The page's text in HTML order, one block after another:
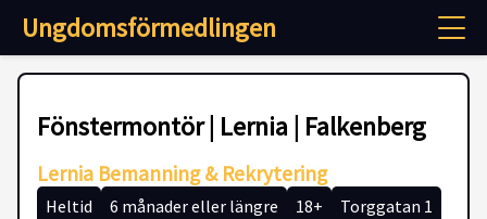
Ungdomsförmedlingen
Fönstermontör | Lernia | Falkenberg
Lernia Bemanning & Rekrytering
Heltid 6 månader eller längre 18+
Torggatan 1